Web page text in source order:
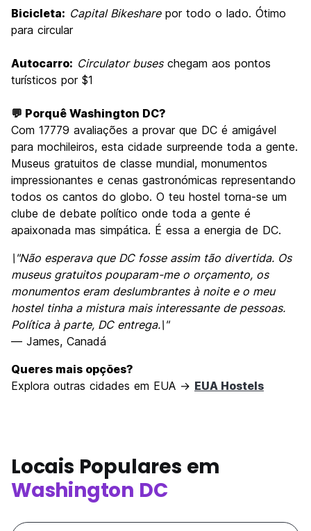
Bicicleta: Capital Bikesharepor todo o lado. Ótimo
para circular
Autocarro: Circulator buseschegam aos pontos
turísticos por $1
💬 Porquê Washington DC?
Com 17779 avaliações a provar que DC é amigável
para mochileiros, esta cidade surpreende toda a gente.
Museus gratuitos de classe mundial, monumentos
impressionantes e cenas gastronómicas representando
todos os cantos do globo. O teu hostel torna-se um
clube de debate político onde toda a gente é
apaixonada mas simpática. É essa a energia de DC.
\"Não esperava que DC fosse assim tão divertida. Os
museus gratuitos pouparam-me o orçamento, os
monumentos eram deslumbrantes à noite e o meu
hostel tinha a mistura mais interessante de pessoas.
Política à parte, DC entrega.\"
— James, Canadá
Queres mais opções?
Explora outras cidades em EUA → EUA Hostels
Locais Populares em
Washington DC